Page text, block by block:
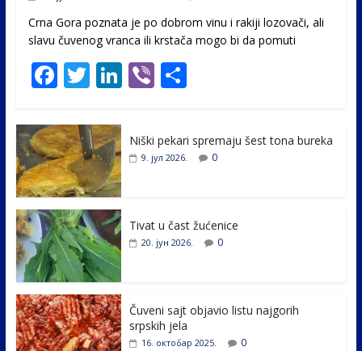
Crna Gora poznata je po dobrom vinu i rakiji lozovači, ali
slavu čuvenog vranca ili krstača mogo bi da pomuti
F
e
b
o
o
k
T
itt
er
Li
e
Vi
er
S
e
Niški pekari spremaju šest tona bureka
9. јул 2026. 0
Tivat u čast žućenice
20. јун 2026. 0
Čuveni sajt objavio listu najgorih
srpskih jela
16. октобар 2025. 0